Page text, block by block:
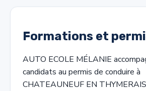
Formations et
AUTO ECOLE MÉLANIE
candidats au permis de conduire à
CHATEAUNEUF EN